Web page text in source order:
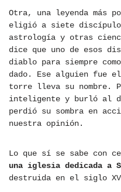
Otra, una leyenda más
eligió a siete
astrología y otras
dice que uno de esos
diablo para siempre
dado. Ese alguien fue
torre lleva su nombre.
inteligente y burló al
perdió su sombra en
nuestra opinión.
Lo que sí se sabe con
una iglesia dedicada a
destruida en el siglo